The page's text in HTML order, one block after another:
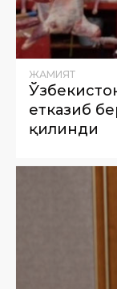
ЖАМИЯТ
етказиб
қилинди